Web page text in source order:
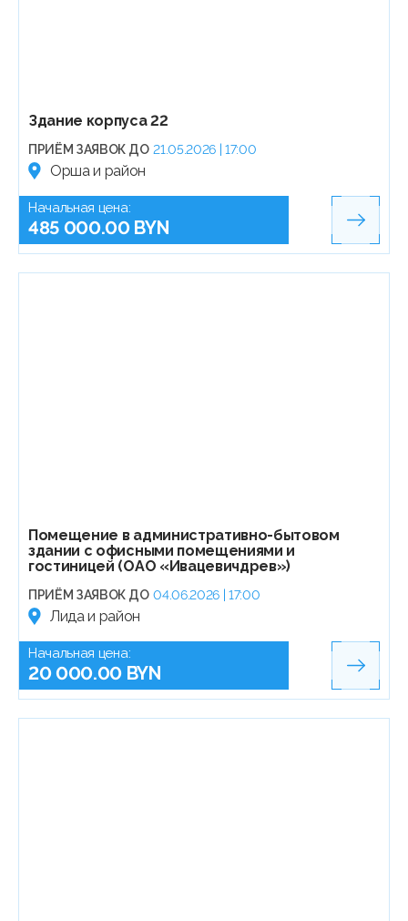
Здание корпуса 22
ПРИЁМ ЗАЯВОК ДО 21.05.2026 | 17:00
Орша и район
Начальная цена:
485 000.00 BYN
Помещение в административно-бытовом
здании с офисными помещениями и
гостиницей (ОАО «Ивацевичдрев»)
ПРИЁМ ЗАЯВОК ДО 04.06.2026 | 17:00
Лида и район
Начальная цена:
20 000.00 BYN